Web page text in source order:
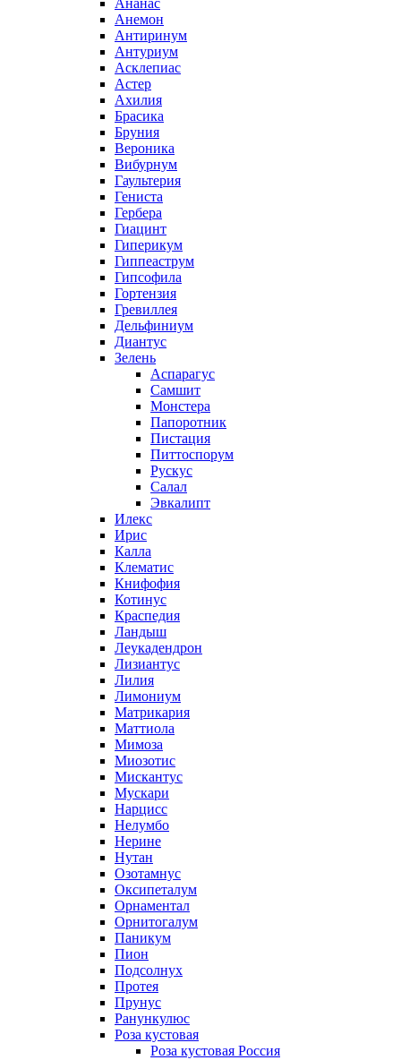
Ананас
Анемон
Антиринум
Антуриум
Асклепиас
Астер
Ахилия
Брасика
Бруния
Вероника
Вибурнум
Гаультерия
Гениста
Гербера
Гиацинт
Гиперикум
Гиппеаструм
Гипсофила
Гортензия
Гревиллея
Дельфиниум
Диантус
Зелень
Аспарагус
Самшит
Монстера
Папоротник
Пистация
Питтоспорум
Рускус
Салал
Эвкалипт
Илекс
Ирис
Калла
Клематис
Книфофия
Котинус
Краспедия
Ландыш
Леукадендрон
Лизиантус
Лилия
Лимониум
Матрикария
Маттиола
Мимоза
Миозотис
Мискантус
Мускари
Нарцисс
Нелумбо
Нерине
Нутан
Озотамнус
Оксипеталум
Орнаментал
Орнитогалум
Паникум
Пион
Подсолнух
Протея
Прунус
Ранункулюс
Роза кустовая
Роза кустовая Россия